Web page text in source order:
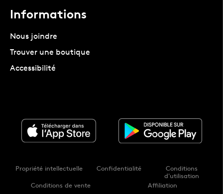
Informations
Nous joindre
Trouver une boutique
Accessibilité
Propriété intellectuelle Confidentialité
Conditions
d'utilisation
Conditions de vente
Affiliation